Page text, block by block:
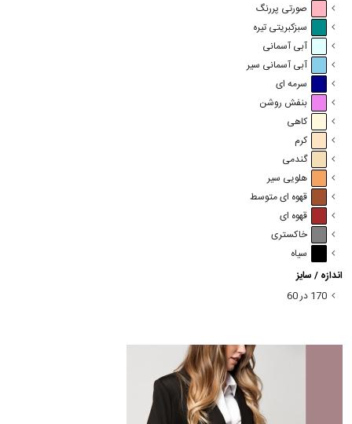
صورتی پررنگ
سبزکبریتی تیره
آبی آسمانی
آبی آسمانی سیر
سرمه ای
بنفش روشن
کاهی
کرم
گندمی
هلویی سیر
قهوه ای متوسط
قهوه ای
خاکستری
سیاه
اندازه / سایز
170 در 60